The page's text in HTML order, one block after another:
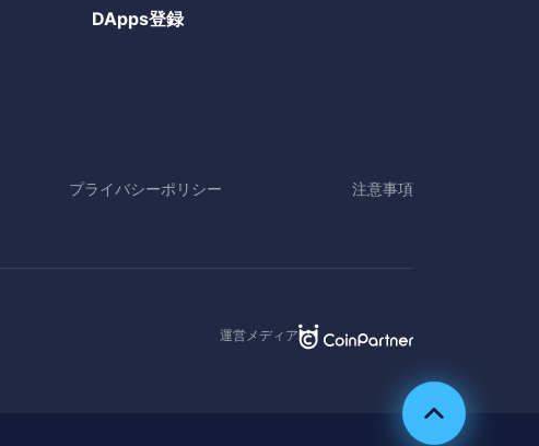
DApps登録
プライバシーポリシー 注意事項
運営メディア